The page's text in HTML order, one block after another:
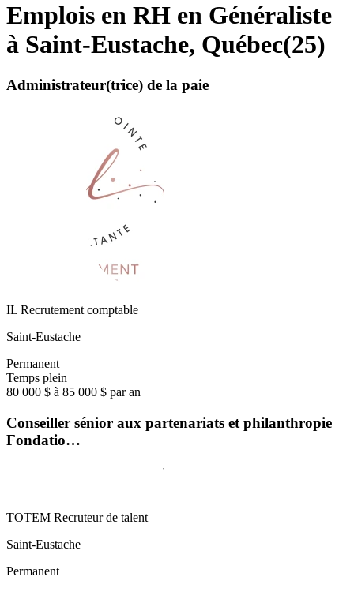
Emplois en RH en Généraliste
à Saint-Eustache, Québec(25)
Administrateur(trice) de la paie
IL Recrutement comptable
Saint-Eustache
Permanent
Temps plein
80 000 $ à 85 000 $ par an
Conseiller sénior aux partenariats et philanthropie
Fondatio…
TOTEM Recruteur de talent
Saint-Eustache
Permanent